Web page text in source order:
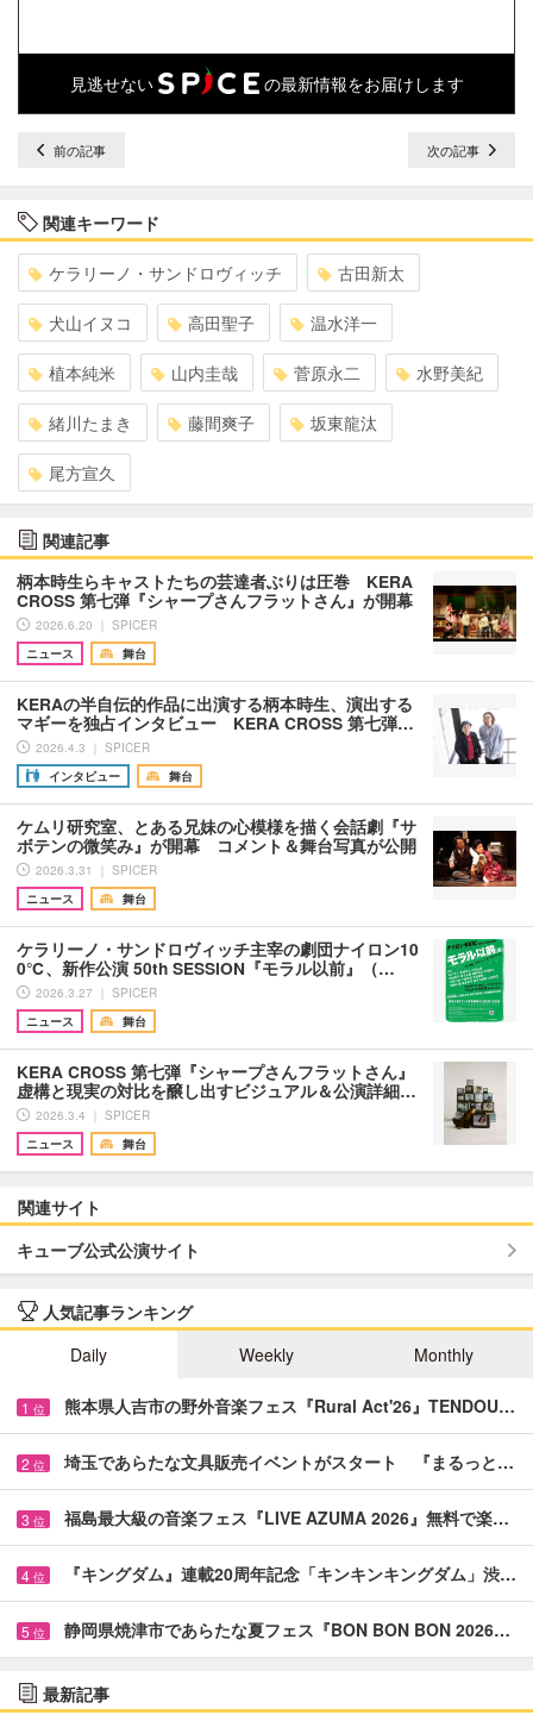
見逃せない の最新情報をお届けします
前の記事 次の記事
関連キーワード
ケラリーノ・サンドロヴィッチ 古田新太
犬山イヌコ 高田聖子 温水洋一
植本純米 山内圭哉 菅原永二 水野美紀
緒川たまき 藤間爽子 坂東龍汰
尾方宣久
関連記事
柄本時生らキャストたちの芸達者ぶりは圧巻 KERA
CROSS 第七弾『シャープさんフラットさん』が開幕
2026.6.20 ｜ SPICER
ニュース
舞台
KERAの半自伝的作品に出演する柄本時生、演出する
マギーを独占インタビュー KERA CROSS 第七弾…
2026.4.3 ｜ SPICER
インタビュー
舞台
ケムリ研究室、とある兄妹の心模様を描く会話劇『サ
ボテンの微笑み』が開幕 コメント＆舞台写真が公開
2026.3.31 ｜ SPICER
ニュース
舞台
ケラリーノ・サンドロヴィッチ主宰の劇団ナイロン10
0℃、新作公演 50th SESSION『モラル以前』（…
2026.3.27 ｜ SPICER
ニュース
舞台
KERA CROSS 第七弾『シャープさんフラットさん』
虚構と現実の対比を醸し出すビジュアル＆公演詳細…
2026.3.4 ｜ SPICER
ニュース
舞台
関連サイト
キューブ公式公演サイト
人気記事ランキング
Daily
Weekly Monthly
1 位 熊本県人吉市の野外音楽フェス『Rural Act'26』TENDOU…
2 位 埼玉であらたな文具販売イベントがスタート 『まるっと…
3 位 福島最大級の音楽フェス『LIVE AZUMA 2026』無料で楽…
4 位 『キングダム』連載20周年記念「キンキンキングダム」渋…
5 位 静岡県焼津市であらたな夏フェス『BON BON BON 2026…
最新記事